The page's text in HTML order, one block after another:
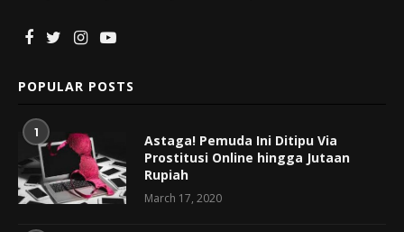
POPULAR POSTS
1
Astaga! Pemuda Ini Ditipu Via
Prostitusi Online hingga Jutaan
Rupiah
March 17, 2020